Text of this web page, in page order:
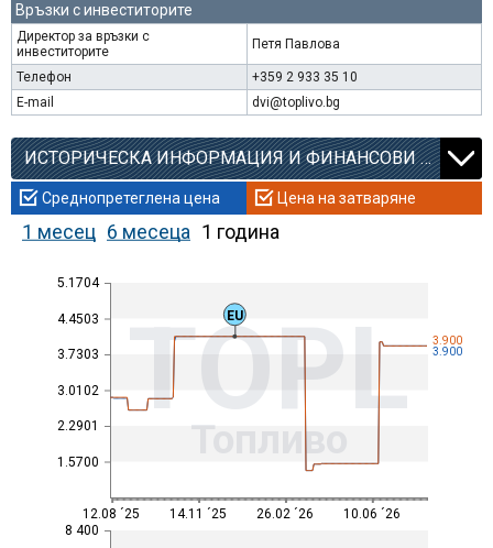
Връзки с инвеститорите
Директор за връзки с
инвеститорите
Петя Павлова
Телефон
+359 2 933 35 10
E-mail
dvi@toplivo.bg
ИСТОРИЧЕСКА ИНФОРМАЦИЯ И ФИНАНСОВИ КОЕФИЦИЕНТИ
Среднопретеглена цена Цена на затваряне
1 месец 6 месеца 1 година
1.5700
2.2901
3.0102
3.7303
4.4503
5.1704
TOPL
Топливо
8 400
3.900
3.900
12.08 ´25 14.11 ´25 26.02 ´26 10.06 ´26
EU